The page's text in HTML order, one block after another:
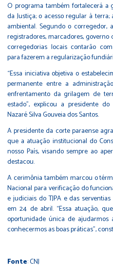
O programa também fortalecerá a
da Justiça; o acesso regular à
ambiental. Segundo o
registradores, marcadores,
corregedorias locais contarão
para fazerem a regularização
“Essa iniciativa objetiva o
permanente entre a
enfrentamento da grilagem de
estado”, explicou a presidente
Nazaré Silva Gouveia dos Santos.
A presidente da corte paraense
que a atuação institucional do
nosso País, visando sempre ao
destacou.
A cerimônia também marcou o
Nacional para verificação do
e judiciais do TJPA e das
em 24 de abril. “Essa atuação,
oportunidade única de ajudarmos
conhecermos as boas práticas”,
Fonte: CNJ